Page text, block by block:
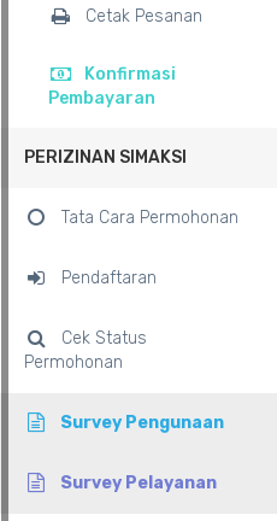
Cetak Pesanan
Konfirmasi
Pembayaran
PERIZINAN SIMAKSI
Tata Cara Permohonan
Pendaftaran
Cek Status
Permohonan
Survey Pengunaan
Survey Pelayanan